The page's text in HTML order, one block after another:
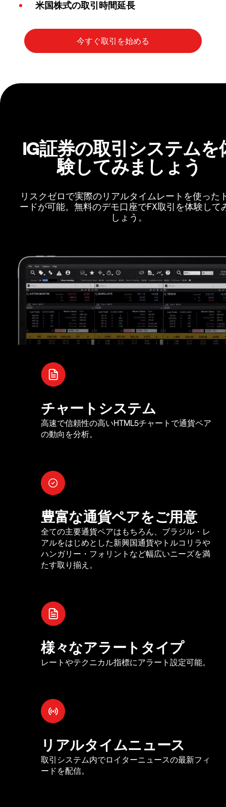
米国株式の取引時間延長
IG証券の取引システムを
験してみましょう
リスクゼロで実際のリアルタイムレートを使った
ードが可能。無料のデモ口座でFX取引を体験して
しょう。
チャートシステム
高速で信頼性の高いHTML5チャートで通貨ペア
の動向を分析。
豊富な通貨ペアをご用意
全ての主要通貨ペアはもちろん、ブラジル・レ
アルをはじめとした新興国通貨やトルコリラや
ハンガリー・フォリントなど幅広いニーズを満
たす取り揃え。
様々なアラートタイプ
レートやテクニカル指標にアラート設定可能。
リアルタイムニュース
取引システム内でロイターニュースの最新フィ
ードを配信。